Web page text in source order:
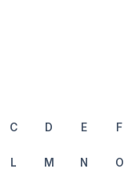
C D E F
L M N O